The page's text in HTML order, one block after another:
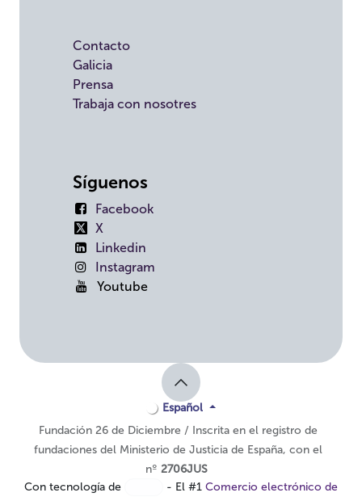
Contacto
Galicia
Prensa
Trabaja con nosotres
Síguenos
Facebook
X
Linkedin
Instagram
Youtube
Fundación 26 de Diciembre / Inscrita en el registro de
fundaciones del Ministerio de Justicia de España, con el
nº 2706JUS
Español
Con tecnología de - El #1Comercio electrónico de